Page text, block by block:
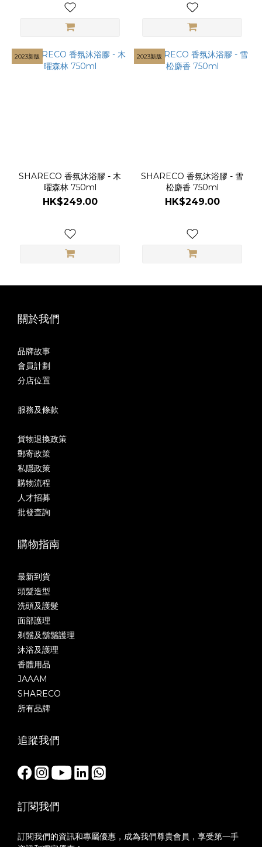
2023新版
SHARECO 香氛沐浴膠 - 木
曜森林 750ml
HK$249.00
2023新版
SHARECO 香氛沐浴膠 - 雪
松麝香 750ml
HK$249.00
關於我們
品牌故事
會員計劃
分店位置
服務及條款
貨物退換政策
郵寄政策
私隱政策
購物流程
人才招募
批發查詢
購物指南
最新到貨
頭髮造型
洗頭及護髮
面部護理
剃鬚及鬍鬚護理
沐浴及護理
香體用品
JAAAM
SHARECO
所有品牌
追蹤我們
訂閱我們
訂閱我們的資訊和專屬優惠，成為我們尊貴會員，享受第一手